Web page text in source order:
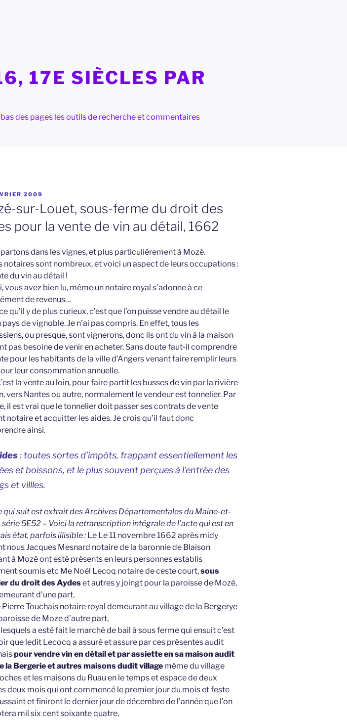
17E SIÈCLES PAR
des pages les outils de recherche et commentaires
2009
sur-Louet, sous-ferme du droit des
pour la vente de vin au détail, 1662
dans les vignes, et plus particulièrement à Mozé.
notaires sont nombreux, et voici un aspect de leurs occupations :
du vin au détail !
vous avez bien lu, même un notaire royal s’adonne à ce
de revenus…
qu’il y de plus curieux, c’est que l’on puisse vendre au détail le
pays de vignoble. Je n’ai pas compris. En effet, tous les
ou presque, sont vignerons, donc ils ont du vin à la maison
pas besoine de venir en acheter. Sans doute faut-il comprendre
pour les habitants de la ville d’Angers venant faire remplir leurs
leur consommation annuelle.
la vente au loin, pour faire partit les busses de vin par la rivière
vers Nantes ou autre, normalement le vendeur est tonnelier. Par
il est vrai que le tonnelier doit passer ses contrats de vente
notaire et acquitter les aides. Je crois qu’il faut donc
ainsi.
: toutes sortes d’impôts, frappant essentiellement les
et boissons, et le plus souvent perçues à l’entrée des
et villles.
qui suit est extrait des Archives Départementales du Maine-et-
série 5E52 – Voici la retranscription intégrale de l’acte qui est en
état, parfois illisible :Le Le 11 novembre 1662 après midy
nous Jacques Mesnard notaire de la baronnie de Blaison
à Mozé ont esté présents en leurs personnes establis
soumis etc Me Noël Lecoq notaire de ceste court,sous
du droit des Aydeset autres y joingt pour la paroisse de Mozé,
d’une part,
Pierre Touchais notaire royal demeurant au village de la Bergerye
de Moze d’autre part,
a esté fait le marché de bail à sous ferme qui ensuit c’est
que ledit Lecocq a assuré et assure par ces présentes audit
pour vendre vin en détail et par assiette en sa maison audit
la Bergerie et autres maisons dudit villagemême du village
et les maisons du Ruau en le temps et espace de deux
deux mois qui ont commencé le premier jour du mois et feste
et finiront le dernier jour de décembre de l’année que l’on
mil six cent soixante quatre,